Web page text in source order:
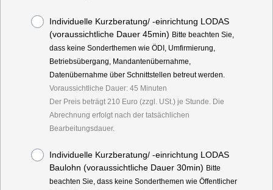
Individuelle Kurzberatung/ -einrichtung LODAS
(voraussichtliche Dauer 45min) Bitte beachten Sie,
dass keine Sonderthemen wie ÖDI, Umfirmierung,
Betriebsübergang, Mandantenübernahme,
Datenübernahme über Schnittstellen betreut werden.
Voraussichtliche Dauer: 45 Minuten
Der Preis beträgt 210 Euro (zzgl. USt.) je Stunde. Die
Abrechnung erfolgt nach der tatsächlichen
Bearbeitungsdauer.
Individuelle Kurzberatung/ -einrichtung LODAS
Baulohn (voraussichtliche Dauer 30min) Bitte
beachten Sie, dass keine Sonderthemen wie Öffentlicher